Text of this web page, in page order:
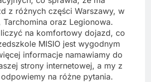
z różnych części Warszawy, w
Tarchomina oraz Legionowa.
na komfortowy dojazd, co
MISIO jest wygodnym
informacje namawiamy do
strony internetowej, a my z
na różne pytania.